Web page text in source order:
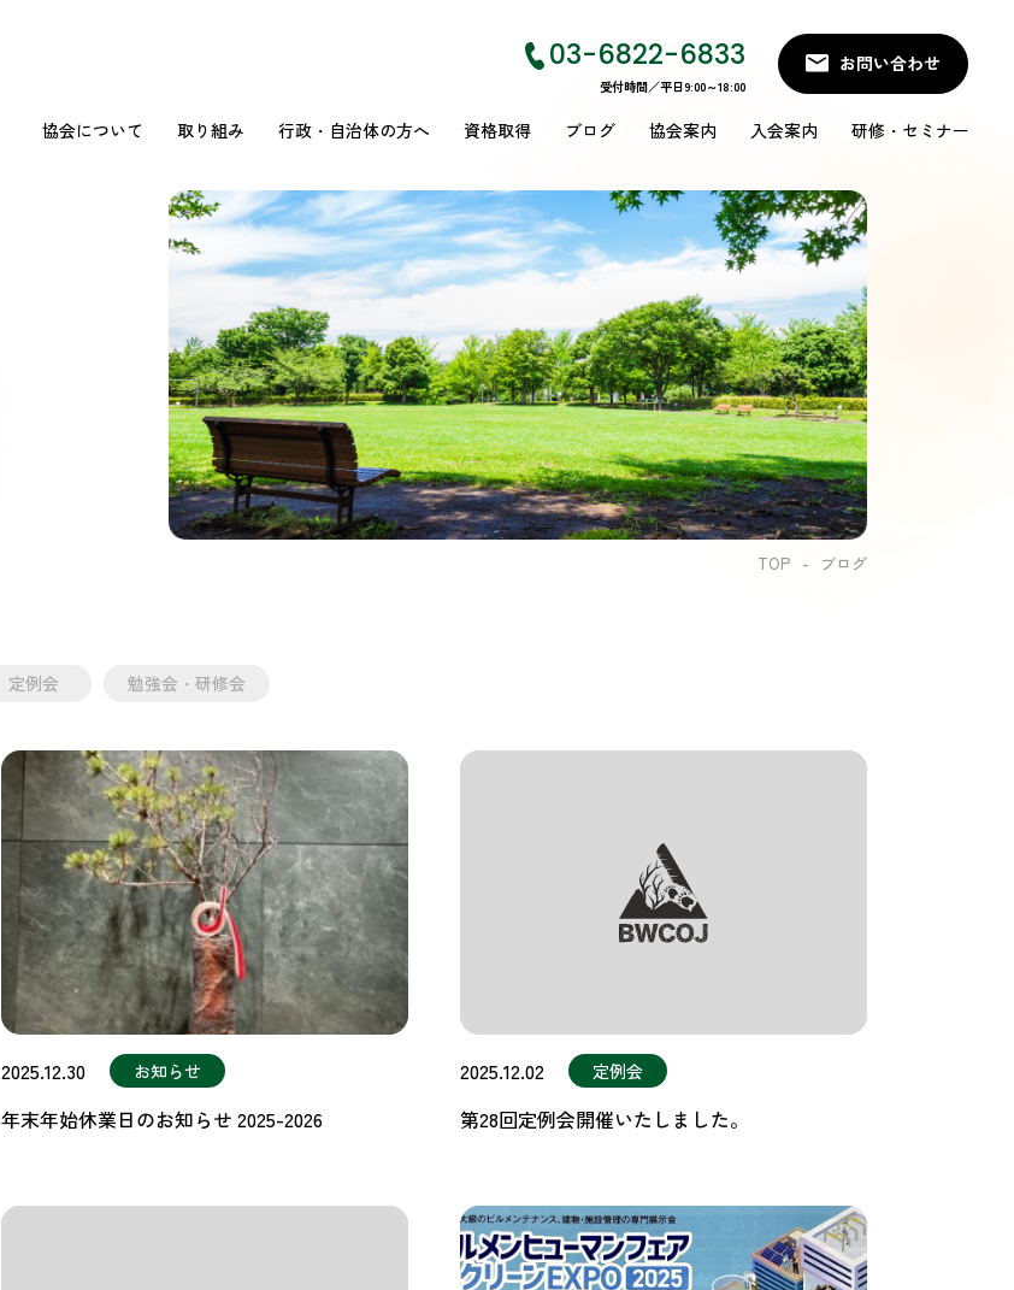
03-6822-6833
受付時間／平日9:00～18:00
お問い合わせ
協会について 取り組み 行政・自治体の方へ 資格取得 ブログ 協会案内 入会案内 研修・セミナー
TOP ブログ
定例会 勉強会・研修会
2025.12.30 お知らせ
年末年始休業日のお知らせ 2025-2026
2025.12.02 定例会
第28回定例会開催いたしました。